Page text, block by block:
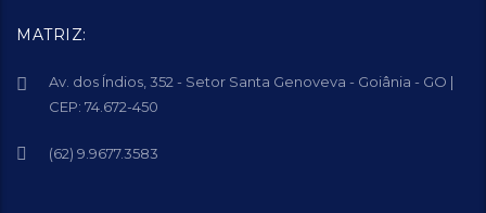
MATRIZ:
Av. dos Índios, 352 - Setor Santa Genoveva - Goiânia - GO |
CEP: 74.672-450
(62) 9.9677.3583